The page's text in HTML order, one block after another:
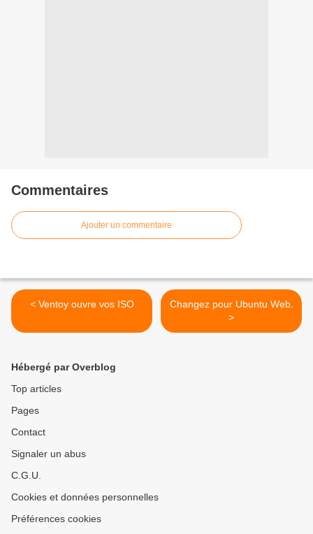
Commentaires
Ajouter un commentaire
< Ventoy ouvre vos ISO
Changez pour Ubuntu Web.
>
Hébergé par Overblog
Top articles
Pages
Contact
Signaler un abus
C.G.U.
Cookies et données personnelles
Préférences cookies